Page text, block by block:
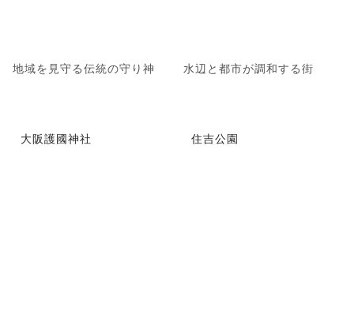
地域を見守る伝統の守り神 水辺と都市が調和する街
大阪護國神社 住吉公園